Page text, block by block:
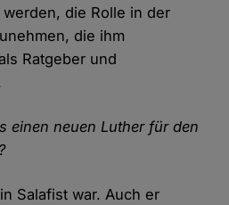
die Rolle in der
die ihm
Ratgeber und
einen neuen Luther für den
Salafist war. Auch er